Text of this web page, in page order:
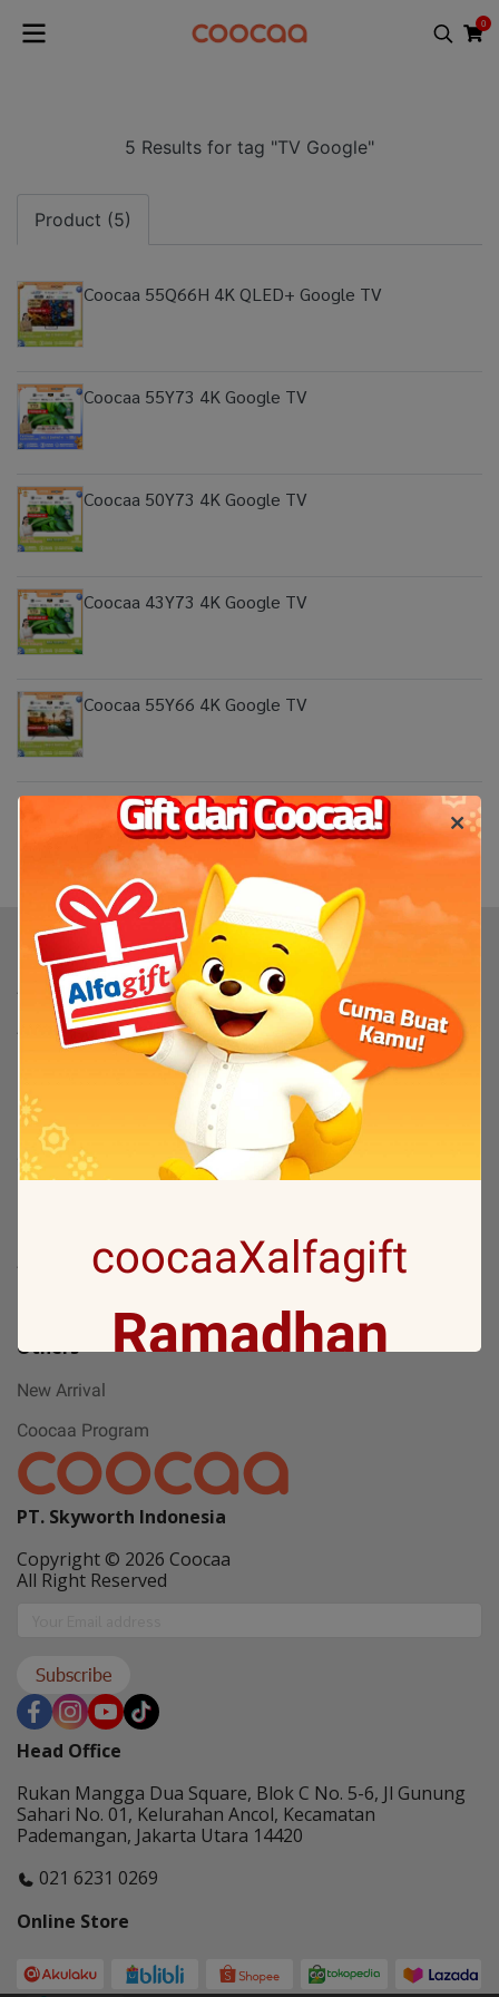
0
5 Results for tag "TV Google"
Product (5)
Coocaa 55Q66H 4K QLED+ Google TV
Coocaa 55Y73 4K Google TV
Coocaa 50Y73 4K Google TV
Coocaa 43Y73 4K Google TV
Coocaa 55Y66 4K Google TV
Produk
TV
TV By Size
Bantuan
Servis & Perbaikan
Tentang Coocaa
Kanal Berita / News
Others
New Arrival
Coocaa Program
PT. Skyworth Indonesia
Copyright © 2026 Coocaa
All Right Reserved
Subscribe
Head Office
Rukan Mangga Dua Square, Blok C No. 5-6, Jl Gunung
Sahari No. 01, Kelurahan Ancol, Kecamatan
Pademangan, Jakarta Utara 14420
021 6231 0269
Online Store
coocaaXalfagift
Ramadhan
Gift with no 1
Ramadan ini bakal makin seru karena
Coocaa & Alfagift siap kasih promo,
challenge, dan kejutan hadiah buat kamu